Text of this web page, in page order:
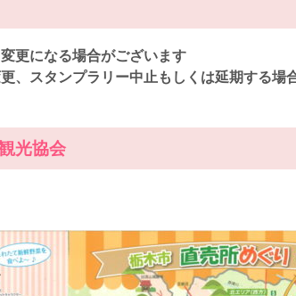
更になる場合がございます
、スタンプラリー中止もしくは延期する場
光協会